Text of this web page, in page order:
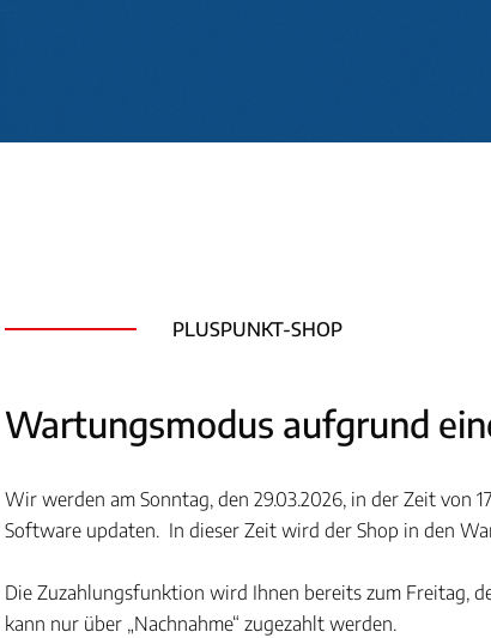
PLUSPUNKT-SHOP
Wartungsmodus aufgrund
Wir werden am Sonntag, den 29.03.2026, in der Zeit von
Software updaten. In dieser Zeit wird der Shop in den
Die Zuzahlungsfunktion wird Ihnen bereits zum Freitag,
kann nur über „Nachnahme“ zugezahlt werden.